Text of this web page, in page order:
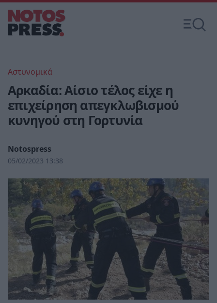
Αστυνομικά
Αρκαδία: Αίσιο τέλος είχε η
επιχείρηση απεγκλωβισμού
κυνηγού στη Γορτυνία
Notospress
05/02/2023 13:38